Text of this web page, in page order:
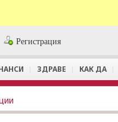
Регистрация
ЗДРАВЕ КАК ДА